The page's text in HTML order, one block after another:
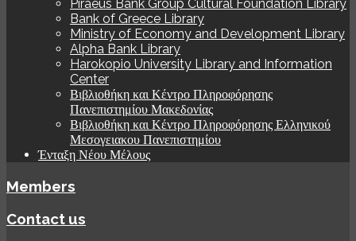
Piraeus Bank Group Cultural Foundation Library
Bank of Greece Library
Ministry of Economy and Development Library
Alpha Bank Library
Harokopio University Library and Information
Center
Βιβλιοθήκη και Κέντρο Πληροφόρησης
Πανεπιστημίου Μακεδονίας
Βιβλιοθήκη και Κέντρο Πληροφόρησης Ελληνικού
Μεσογειακου Πανεπιστημίου
Ένταξη Νέου Μέλους
Members
Contact us